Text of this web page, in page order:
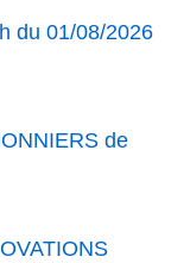
du 01/08/2026
de